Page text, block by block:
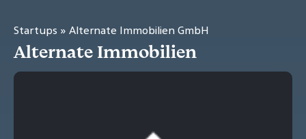
Startups » Alternate Immobilien GmbH
Alternate Immobilien